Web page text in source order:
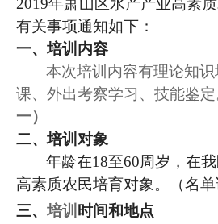
2019年萧山区水产产业高素
有关事项通知如下：
一、培训内容
本次培训内容有理论知
课、外出考察学习、技能鉴定
一）
二、培训对象
年龄在18至60周岁，在
高素质农民培育对象。（名单
三、培训 时间和地点